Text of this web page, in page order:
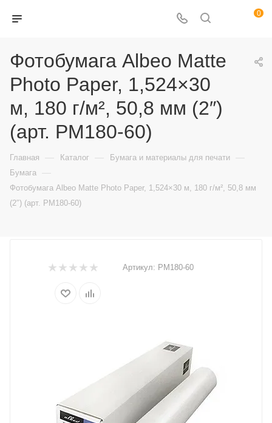
0
Фотобумага Albeo Mattе
Photo Paper, 1,524×30
м, 180 г/м², 50,8 мм (2″)
(арт. PM180-60)
Главная — Каталог — Бумага и материалы для печати —
Бумага —
Фотобумага Albeo Mattе Photo Paper, 1,524×30 м, 180 г/м², 50,8 мм
(2″) (арт. PM180-60)
Артикул: PM180-60